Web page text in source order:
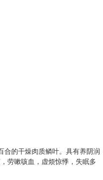
合的干燥肉质鳞叶。具有养阴润
劳嗽咳血，虚烦惊悸，失眠多